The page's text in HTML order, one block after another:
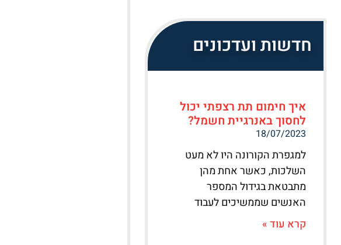
חדשות ועדכונים
איך חימום תת רצפתי יכול
לחסוך באנרגיית חשמל?
18/07/2023
למגפרת הקורונה היו לא מעט
השלכות, כאשר אחת מהן
מתבטאת בגידול המספר
האנשים שממשיכים לעבוד
קרא עוד »